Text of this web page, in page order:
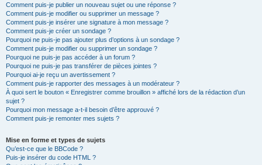
Comment puis-je publier un nouveau sujet ou une réponse ?
Comment puis-je modifier ou supprimer un message ?
Comment puis-je insérer une signature à mon message ?
Comment puis-je créer un sondage ?
Pourquoi ne puis-je pas ajouter plus d’options à un sondage ?
Comment puis-je modifier ou supprimer un sondage ?
Pourquoi ne puis-je pas accéder à un forum ?
Pourquoi ne puis-je pas transférer de pièces jointes ?
Pourquoi ai-je reçu un avertissement ?
Comment puis-je rapporter des messages à un modérateur ?
À quoi sert le bouton « Enregistrer comme brouillon » affiché lors de la rédaction d’un
sujet ?
Pourquoi mon message a-t-il besoin d’être approuvé ?
Comment puis-je remonter mes sujets ?
Mise en forme et types de sujets
Qu’est-ce que le BBCode ?
Puis-je insérer du code HTML ?